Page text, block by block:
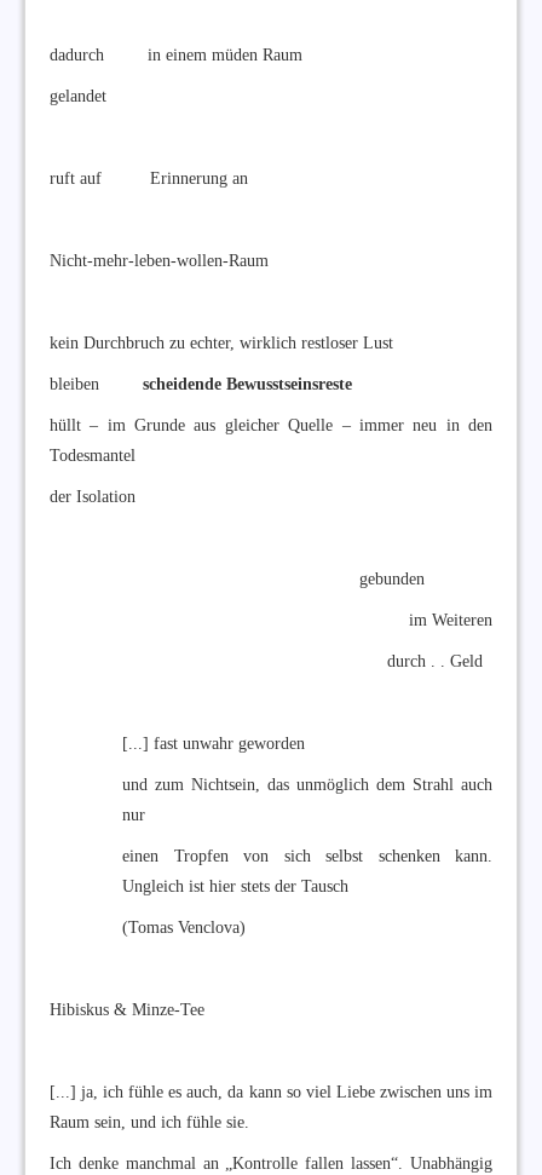
dadurch in einem müden Raum
gelandet
ruft auf Erinnerung an
Nicht-mehr-leben-wollen-Raum
kein Durchbruch zu echter, wirklich restloser Lust
bleiben scheidende Bewusstseinsreste
hüllt – im Grunde aus gleicher Quelle – immer neu in den
Todesmantel
der Isolation
gebunden
im Weiteren
durch . . Geld
[...] fast unwahr geworden
und zum Nichtsein, das unmöglich dem Strahl auch
nur
einen Tropfen von sich selbst schenken kann.
Ungleich ist hier stets der Tausch
(Tomas Venclova)
Hibiskus & Minze-Tee
[...] ja, ich fühle es auch, da kann so viel Liebe zwischen uns im
Raum sein, und ich fühle sie.
Ich denke manchmal an „Kontrolle fallen lassen“. Unabhängig